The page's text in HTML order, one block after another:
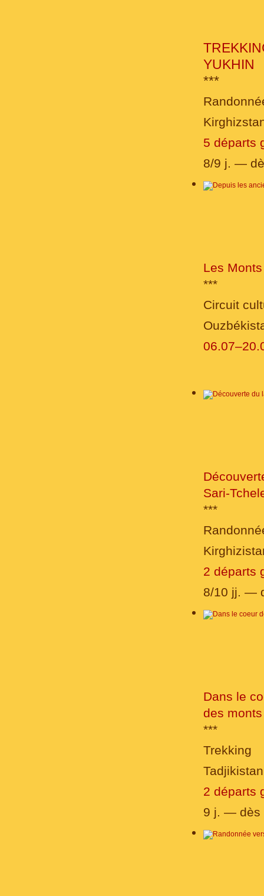
YUKHIN
***
5 départs
8/9 j. —
Les
***
Circuit
Sari-
***
2 départs
8/10 jj. —
Dans le
des
***
Trekking
Tadjikistan
2 départs
9 j. — dès